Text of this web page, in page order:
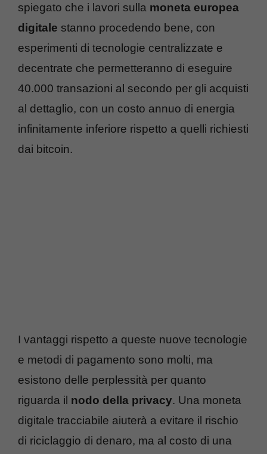
spiegato che i lavori sulla moneta europea
digitale stanno procedendo bene, con
esperimenti di tecnologie centralizzate e
decentrate che permetteranno di eseguire
40.000 transazioni al secondo per gli acquisti
al dettaglio, con un costo annuo di energia
infinitamente inferiore rispetto a quelli richiesti
dai bitcoin.
I vantaggi rispetto a queste nuove tecnologie
e metodi di pagamento sono molti, ma
esistono delle perplessità per quanto
riguarda il nodo della privacy. Una moneta
digitale tracciabile aiuterà a evitare il rischio
di riciclaggio di denaro, ma al costo di una